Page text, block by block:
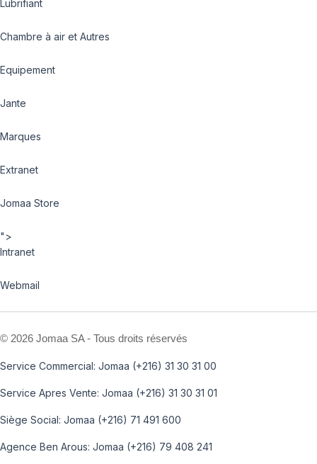
Lubrifiant
Chambre à air et Autres
Equipement
Jante
Marques
Extranet
Jomaa Store
">
Intranet
Webmail
© 2026 Jomaa SA - Tous droits réservés
Service Commercial: Jomaa (+216) 31 30 31 00
Service Apres Vente: Jomaa (+216) 31 30 31 01
Siège Social: Jomaa (+216) 71 491 600
Agence Ben Arous: Jomaa (+216) 79 408 241